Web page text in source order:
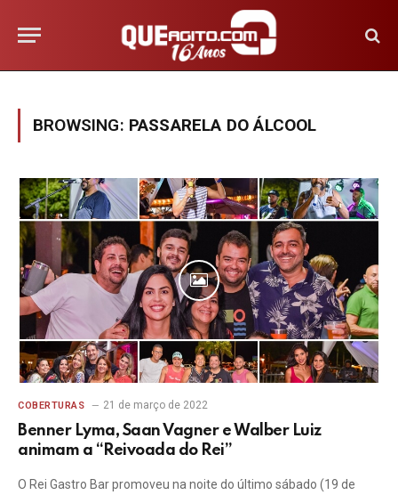
BROWSING: PASSARELA DO ÁLCOOL
COBERTURAS 21 de março de 2022
Benner Lyma, Saan Vagner e Walber Luiz
animam a “Reivoada do Rei”
O Rei Gastro Bar promoveu na noite do último sábado (19 de